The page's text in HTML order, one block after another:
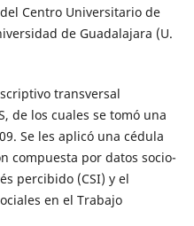
Centro Universitario de
de Guadalajara (U.
transversal
de los cuales se tomó una
Se les aplicó una cédula
compuesta por datos socio-
percibido (CSI) y el
en el Trabajo